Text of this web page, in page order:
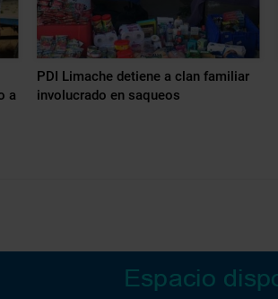
a
PDI Limache detiene a clan familiar
involucrado en saqueos